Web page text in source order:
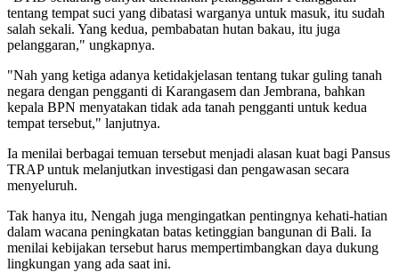
tentang tempat suci yang dibatasi warganya untuk masuk, itu sudah
salah sekali. Yang kedua, pembabatan hutan bakau, itu juga
pelanggaran," ungkapnya.
"Nah yang ketiga adanya ketidakjelasan tentang tukar guling tanah
negara dengan pengganti di Karangasem dan Jembrana, bahkan
kepala BPN menyatakan tidak ada tanah pengganti untuk kedua
tempat tersebut," lanjutnya.
Ia menilai berbagai temuan tersebut menjadi alasan kuat bagi Pansus
TRAP untuk melanjutkan investigasi dan pengawasan secara
menyeluruh.
Tak hanya itu, Nengah juga mengingatkan pentingnya kehati-hatian
dalam wacana peningkatan batas ketinggian bangunan di Bali. Ia
menilai kebijakan tersebut harus mempertimbangkan daya dukung
lingkungan yang ada saat ini.